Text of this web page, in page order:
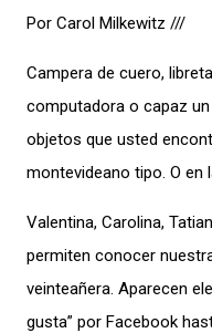
Por Carol Milkewitz ///
Campera de cuero,
computadora o capaz
objetos que usted
montevideano tipo. O en
Valentina, Carolina,
permiten conocer
veinteañera. Aparecen
gusta” por Facebook